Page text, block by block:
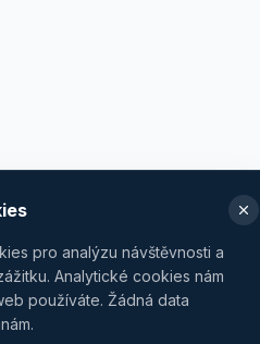
pro analýzu návštěvnosti a
Analytické cookies nám
používáte. Žádná data